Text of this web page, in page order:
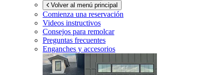
Volver al menú principal
Comienza una reservación
Videos instructivos
Consejos para remolcar
Preguntas frecuentes
Enganches y accesorios